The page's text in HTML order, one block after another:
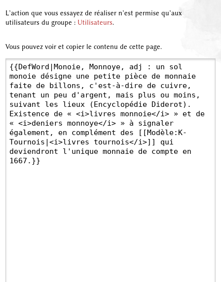
L’action que vous essayez de réaliser n’est permise qu’aux
utilisateurs du groupe : Utilisateurs.
Vous pouvez voir et copier le contenu de cette page.